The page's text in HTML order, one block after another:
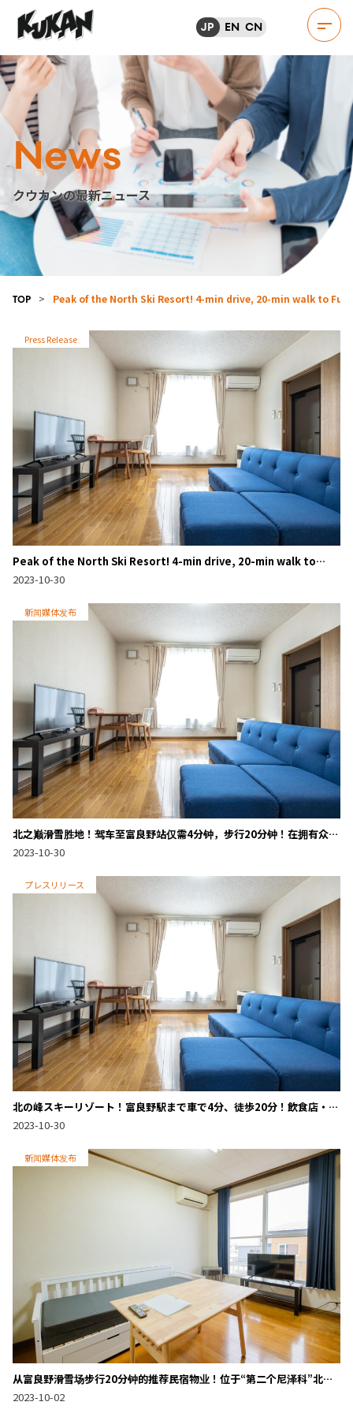
JP EN CN
News
クウカンの最新ニュース
TOP > Peak of the North Ski Resort! 4-min drive, 20-min walk to
Press Release
Peak of the North Ski Resort! 4-min drive, 20-min walk to
Furano Station! Start Airbnb & Monthly Rentals Near Bustling
2023-10-30
新闻媒体发布
北之巅滑雪胜地！驾车至富良野站仅需4分钟，步行20分钟！在拥有众多
餐饮店与商店的富良野市区，开始民宿与月租业务，交通便利！
2023-10-30
プレスリリース
北の峰スキーリゾート！富良野駅まで車で4分、徒歩20分！飲食店・シ
ョップが豊富な富良野市街地まで、利便性抜群の民泊×マンスリー運用
2023-10-30
新闻媒体发布
从富良野滑雪场步行20分钟的推荐民宿物业！位于“第二个尼泽科”北之
峰的旁边，是完全享受富良野冬天的理想地点。
2023-10-02